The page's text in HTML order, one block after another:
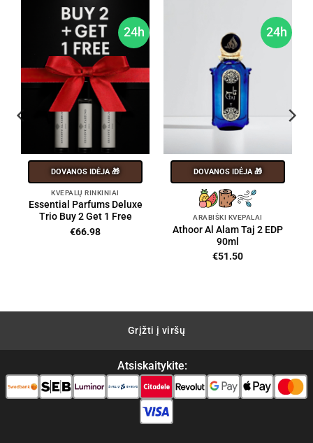
24h
DOVANOS IDĖJA 🎁
KVEPALŲ RINKINIAI
Essential Parfums Deluxe
Trio Buy 2 Get 1 Free
€66.98
24h
DOVANOS IDĖJA 🎁
ARABIŠKI KVEPALAI
Athoor Al Alam Taj 2 EDP
90ml
€51.50
Grįžti į viršų
Atsiskaitykite: